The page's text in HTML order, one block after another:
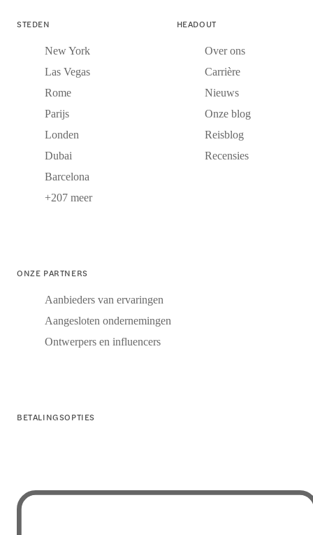
STEDEN
New York
Las Vegas
Rome
Parijs
Londen
Dubai
Barcelona
+207 meer
HEADOUT
Over ons
Carrière
Nieuws
Onze blog
Reisblog
Recensies
ONZE PARTNERS
Aanbieders van ervaringen
Aangesloten ondernemingen
Ontwerpers en influencers
BETALINGSOPTIES